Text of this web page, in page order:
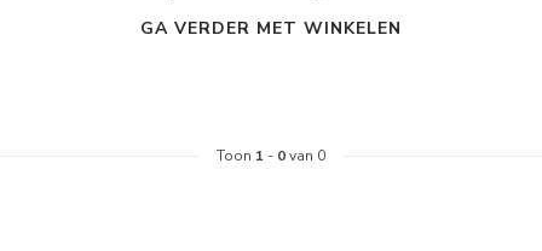
GA VERDER MET WINKELEN
Toon 1 - 0van 0